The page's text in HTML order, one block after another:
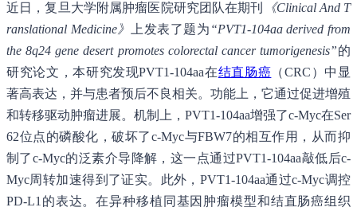
近日，复旦大学附属肿瘤医院研究团队在期刊
《Clinical And T
ranslational Medicine》 上发表了题为 “PVT1-104aa derived from
the 8q24 gene desert promotes colorectal cancer tumorigenesis”的
研究论文，本研究发现PVT1-104aa在结直肠癌 （CRC）中显
著高表达，并与患者预后不良相关。功能上，它通过促进增殖
和转移驱动肿瘤进展。机制上，PVT1-104aa增强了c-Myc在Ser
62位点的磷酸化，破坏了c-Myc与FBW7的相互作用，从而抑
制了c-Myc的泛素介导降解，这一点通过PVT1-104aa敲低后c-
Myc周转加速得到了证实。此外，PVT1-104aa通过c-Myc调控
PD-L1的表达。在异种移植同基因肿瘤模型和结直肠癌组织